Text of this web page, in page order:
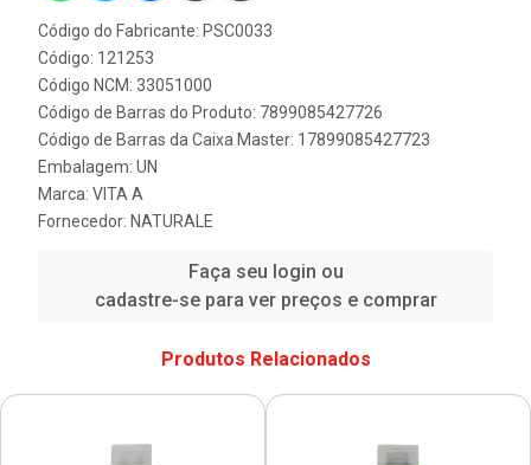
Código do Fabricante: PSC0033
Código: 121253
Código NCM: 33051000
Código de Barras do Produto: 7899085427726
Código de Barras da Caixa Master: 17899085427723
Embalagem: UN
Marca: VITA A
Fornecedor: NATURALE
Faça seu login ou
cadastre-se para ver preços e comprar
Produtos Relacionados